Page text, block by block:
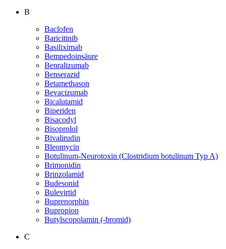
B
Baclofen
Baricitinib
Basiliximab
Bempedoinsäure
Benralizumab
Benserazid
Betamethason
Bevacizumab
Bicalutamid
Biperiden
Bisacodyl
Bisoprolol
Bivalirudin
Bleomycin
Botulinum-Neurotoxin (Clostridium botulinum Typ A)
Brimonidin
Brinzolamid
Budesonid
Bulevirtid
Buprenorphin
Bupropion
Butylscopolamin (-bromid)
C